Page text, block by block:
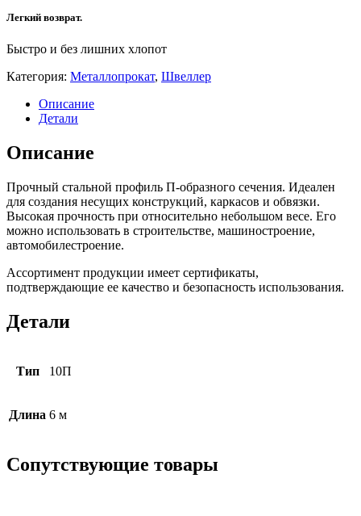
Легкий возврат.
Быстро и без лишних хлопот
Категория: Металлопрокат, Швеллер
Описание
Детали
Описание
Прочный стальной профиль П-образного сечения. Идеален
для создания несущих конструкций, каркасов и обвязки.
Высокая прочность при относительно небольшом весе. Его
можно использовать в строительстве, машиностроение,
автомобилестроение.
Ассортимент продукции имеет сертификаты,
подтверждающие ее качество и безопасность использования.
Детали
Тип 10П
Длина 6 м
Сопутствующие товары